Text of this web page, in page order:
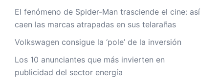
El fenómeno de Spider-Man trasciende el cine: así
caen las marcas atrapadas en sus telarañas
Volkswagen consigue la ‘pole’ de la inversión
Los 10 anunciantes que más invierten en
publicidad del sector energía